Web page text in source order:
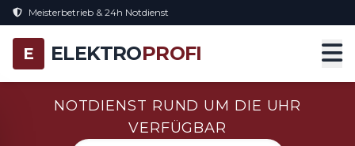
Meisterbetrieb & 24h Notdienst
E ELEKTROPROFI
NOTDIENST RUND UM DIE UHR
VERFÜGBAR